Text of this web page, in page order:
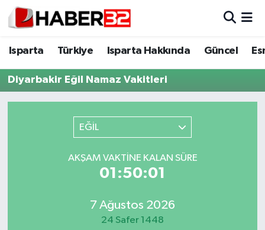
Isparta Türkiye Isparta Hakkında Güncel
Diyarbakir Eğil Namaz Vakitleri
EĞİL
AKŞAM VAKTINE KALAN SÜRE
01:50:01
7 Ağustos 2026
24 Safer 1448
Isparta
Isparta Hakkında
Esnaf Diyor ki;
BİLİM VE TEKNOLOJİ
Isparta Nöbetçi Eczaneler
Isparta Hava Durumu
Isparta Trafik Yoğunluk Haritası
Süper Lig Puan Durumu ve Fikstür
Tüm Manşetler